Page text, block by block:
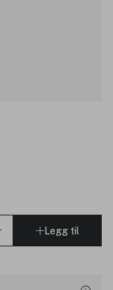
Legg til